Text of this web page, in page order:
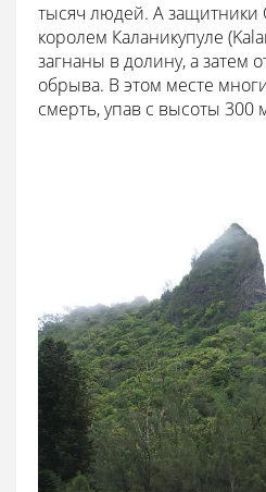
тысяч людей. А защитники
королем Каланикупуле
загнаны в долину, а затем
обрыва. В этом месте
смерть, упав с высоты 300